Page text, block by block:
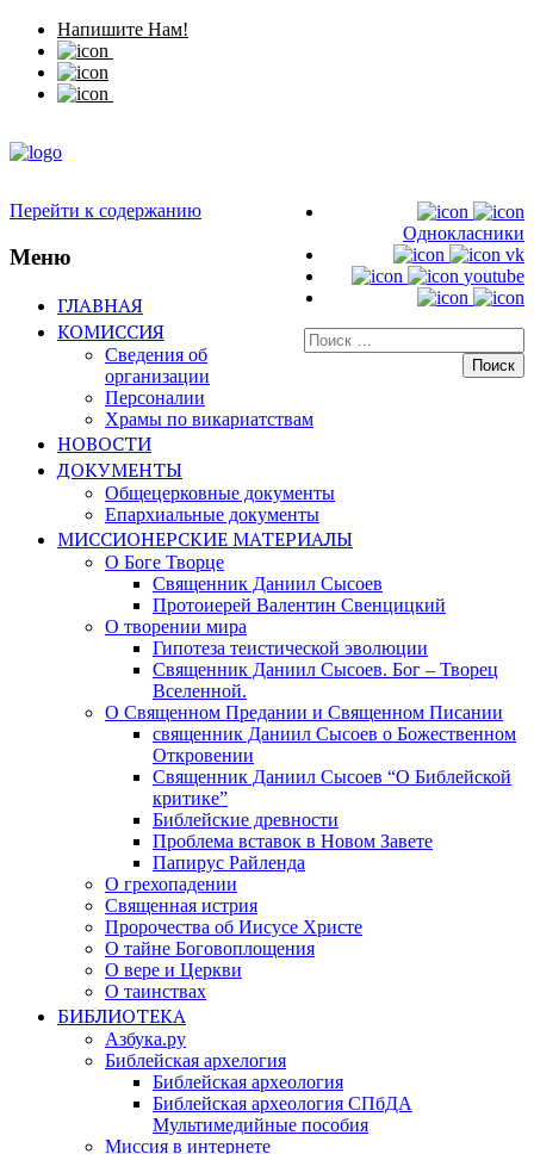
Напишите Нам!
Однокласники
vk
youtube
Искать:
Перейти к содержанию
Меню
ГЛАВНАЯ
КОМИССИЯ
Сведения об
организации
Персоналии
Храмы по викариатствам
НОВОСТИ
ДОКУМЕНТЫ
Общецерковные документы
Епархиальные документы
МИССИОНЕРСКИЕ МАТЕРИАЛЫ
О Боге Творце
Священник Даниил Сысоев
Протоиерей Валентин Свенцицкий
О творении мира
Гипотеза теистической эволюции
Священник Даниил Сысоев. Бог – Творец
Вселенной.
О Священном Предании и Священном Писании
священник Даниил Сысоев о Божественном
Откровении
Священник Даниил Сысоев “О Библейской
критике”
Библейские древности
Проблема вставок в Новом Завете
Папирус Райленда
О грехопадении
Священная истрия
Пророчества об Иисусе Христе
О тайне Боговоплощения
О вере и Церкви
О таинствах
БИБЛИОТЕКА
Азбука.ру
Библейская архелогия
Библейская археология
Библейская археология СПбДА
Мультимедийные пособия
Миссия в интернете